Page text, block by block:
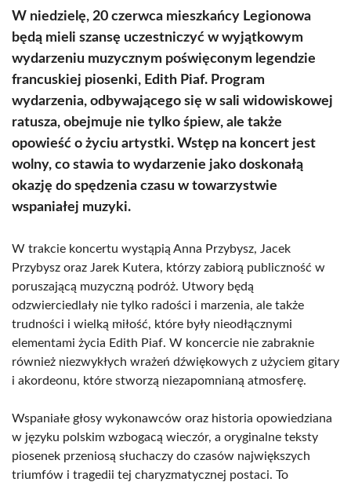
W niedzielę, 20 czerwca mieszkańcy Legionowa
będą mieli szansę uczestniczyć w wyjątkowym
wydarzeniu muzycznym poświęconym legendzie
francuskiej piosenki, Edith Piaf. Program
wydarzenia, odbywającego się w sali widowiskowej
ratusza, obejmuje nie tylko śpiew, ale także
opowieść o życiu artystki. Wstęp na koncert jest
wolny, co stawia to wydarzenie jako doskonałą
okazję do spędzenia czasu w towarzystwie
wspaniałej muzyki.
W trakcie koncertu wystąpią Anna Przybysz, Jacek
Przybysz oraz Jarek Kutera, którzy zabiorą publiczność w
poruszającą muzyczną podróż. Utwory będą
odzwierciedlały nie tylko radości i marzenia, ale także
trudności i wielką miłość, które były nieodłącznymi
elementami życia Edith Piaf. W koncercie nie zabraknie
również niezwykłych wrażeń dźwiękowych z użyciem gitary
i akordeonu, które stworzą niezapomnianą atmosferę.
Wspaniałe głosy wykonawców oraz historia opowiedziana
w języku polskim wzbogacą wieczór, a oryginalne teksty
piosenek przeniosą słuchaczy do czasów największych
triumfów i tragedii tej charyzmatycznej postaci. To